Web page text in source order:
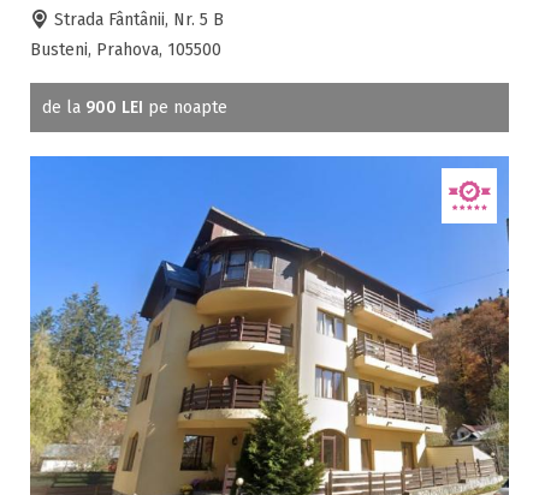
Strada Fântânii, Nr. 5 B
Busteni, Prahova, 105500
de la 900 LEI pe noapte